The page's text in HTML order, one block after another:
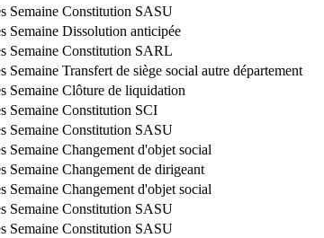
Semaine Constitution SASU
Semaine Dissolution anticipée
Semaine Constitution SARL
Semaine Transfert de siège social autre département
Semaine Clôture de liquidation
Semaine Constitution SCI
Semaine Constitution SASU
Semaine Changement d'objet social
Semaine Changement de dirigeant
Semaine Changement d'objet social
Semaine Constitution SASU
Semaine Constitution SASU